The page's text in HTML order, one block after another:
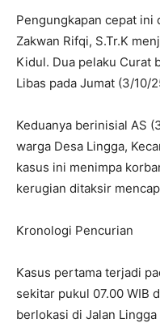
Pengungkapan cepat ini
Zakwan Rifqi, S.Tr.K
Kidul. Dua pelaku Curat
Libas pada Jumat (3/10/
Keduanya berinisial AS
warga Desa Lingga,
kasus ini menimpa
kerugian ditaksir
Kronologi Pencurian
Kasus pertama terjadi
sekitar pukul 07.00 WIB
berlokasi di Jalan